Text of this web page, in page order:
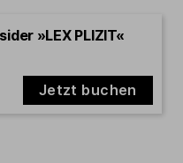
»LEX PLIZIT«
Jetzt buchen